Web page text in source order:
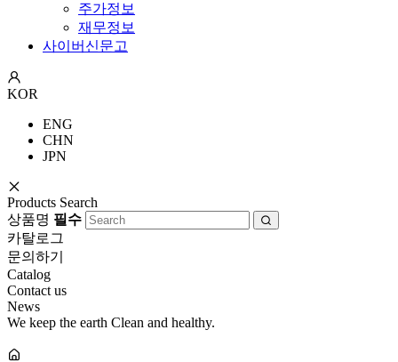
주가정보
재무정보
사이버신문고
KOR
ENG
CHN
JPN
Products Search
상품명 필수
카탈로그
문의하기
Catalog
Contact us
News
We keep the earth Clean and healthy.